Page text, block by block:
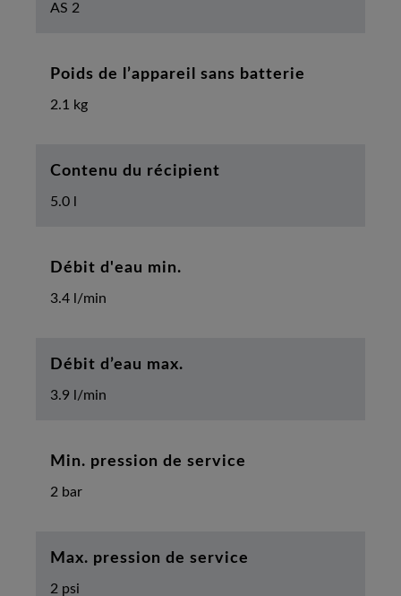
AS 2
Poids de l’appareil sans batterie
2.1 kg
Contenu du récipient
5.0 l
Débit d'eau min.
3.4 l/min
Débit d’eau max.
3.9 l/min
Min. pression de service
2 bar
Max. pression de service
2 psi